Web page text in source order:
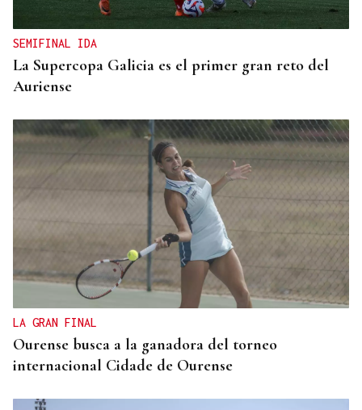
SEMIFINAL IDA
La Supercopa Galicia es el primer gran reto del
Auriense
LA GRAN FINAL
Ourense busca a la ganadora del torneo
internacional Cidade de Ourense